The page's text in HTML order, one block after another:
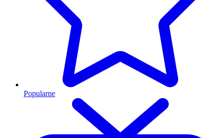
Popularne